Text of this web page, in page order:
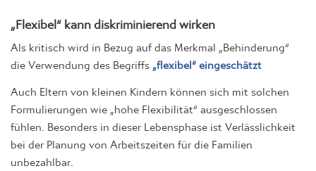
„Flexibel“ kann diskriminierend wirken
Als kritisch wird in Bezug auf das Merkmal „Behinderung“
die Verwendung des Begriffs„flexibel“ eingeschätzt
Auch Eltern von kleinen Kindern können sich mit solchen
Formulierungen wie „hohe Flexibilität“ ausgeschlossen
fühlen. Besonders in dieser Lebensphase ist Verlässlichkeit
bei der Planung von Arbeitszeiten für die Familien
unbezahlbar.